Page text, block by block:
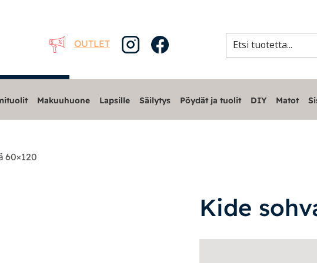
OUTLET
Makuuhuone Lapsille Säilytys Pöydät ja tuolit DIY Matot
60×120
Kide